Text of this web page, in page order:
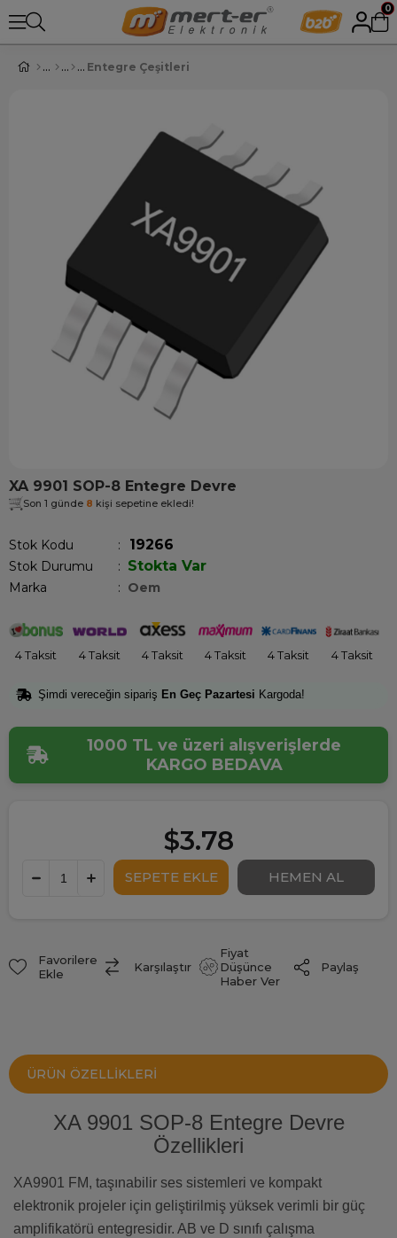
0
Entegre Çeşitleri
XA 9901 SOP-8 Entegre Devre
Son 1 günde 8 kişi sepetine ekledi!
Stok Kodu 19266
Stok Durumu : Stokta Var
Marka : Oem
4 Taksit 4 Taksit 4 Taksit 4 Taksit 4 Taksit 4 Taksit
Şimdi vereceğin sipariş En Geç Pazartesi Kargoda!
1000 TL ve üzeri alışverişlerde
KARGO BEDAVA
$3.78
Favorilere
Ekle
Karşılaştır
Fiyat
Düşünce
Haber Ver
Paylaş
ÜRÜN ÖZELLIKLERI
XA 9901 SOP-8 Entegre Devre
Özellikleri
XA9901 FM, taşınabilir ses sistemleri ve kompakt
elektronik projeler için geliştirilmiş yüksek verimli bir güç
amplifikatörü entegresidir. AB ve D sınıfı çalışma